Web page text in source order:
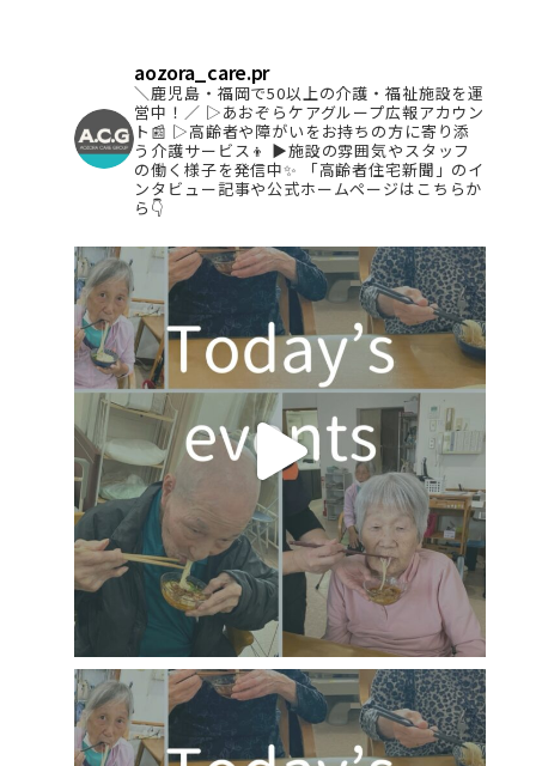
aozora_care.pr
＼鹿児島・福岡で50以上の介護・福祉施設を運
営中！／ ▷あおぞらケアグループ広報アカウン
ト📰 ▷高齢者や障がいをお持ちの方に寄り添
う介護サービス👦 ▶︎施設の雰囲気やスタッフ
の働く様子を発信中✨
「高齢者住宅新聞」のイ
ンタビュー記事や公式ホームページはこちらか
ら👇